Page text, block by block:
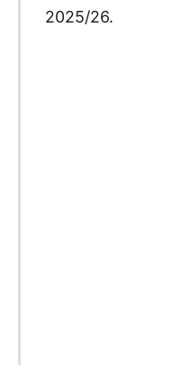
2025/26.